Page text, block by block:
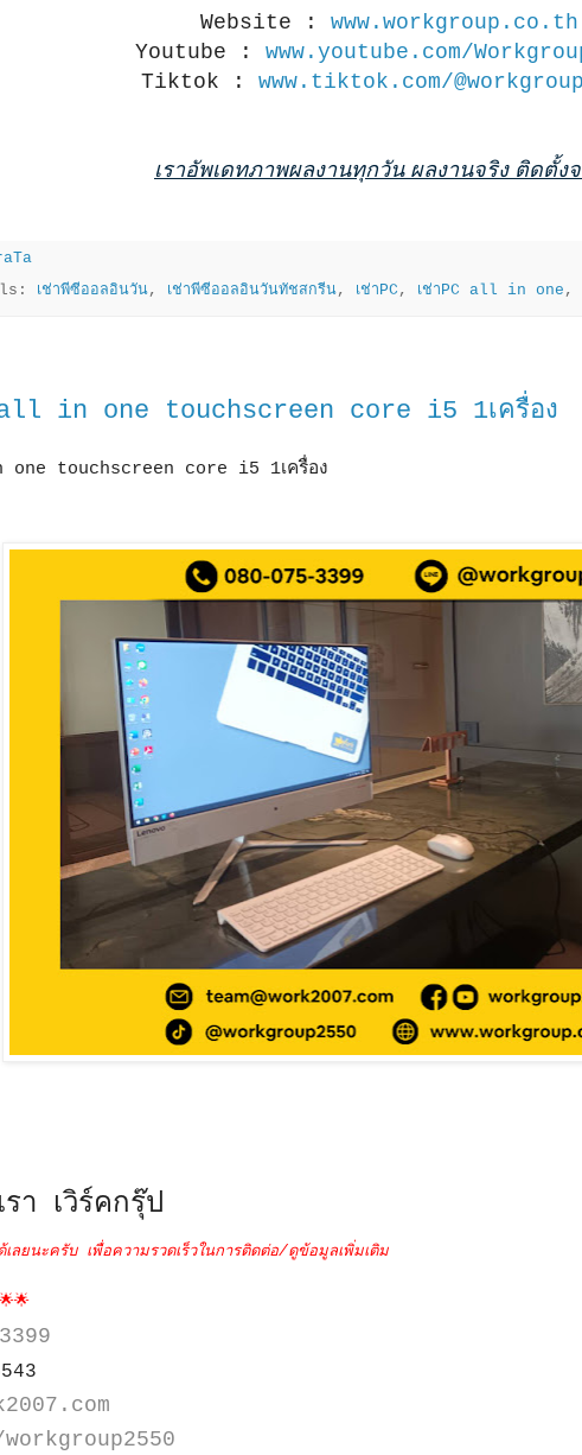
Website : www.workgroup.co.th
Youtube : www.youtube.com/
Tiktok : www.tiktok.com/
เราอัพเดทภาพผลงานทุกวัน ผลงานจริง ติดตั้ง
เช่าพีซีออลอินวัน, เช่าพีซีออลอินวันทัชสกรีน, เช่าPC , เช่าPC all in one ,
all in one touchscreen core i5 1เครื่อง
touchscreen core i5 1เครื่อง
า เวิร์คกรุ๊ป
ลยนะครับ เพื่อความรวดเร็วในการติดต่อ/ดูข้อมูลเพิ่มเติม